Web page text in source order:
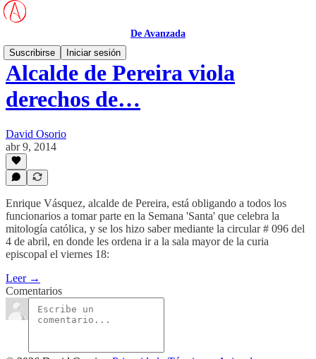
De Avanzada
Suscribirse
Iniciar sesión
Alcalde de Pereira viola
derechos de…
David Osorio
abr 9, 2014
Enrique Vásquez, alcalde de Pereira, está obligando a todos los
funcionarios a tomar parte en la Semana 'Santa' que celebra la
mitología católica, y se los hizo saber mediante la circular # 096 del
4 de abril, en donde les ordena ir a la sala mayor de la curia
episcopal el viernes 18:
Leer →
Comentarios